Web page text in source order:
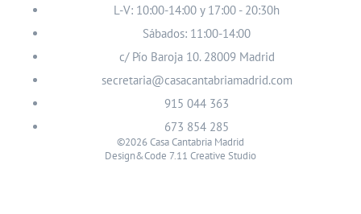
perfil
en
Instagram
perfil
en
Youtube
perfil
en
Linkedin
perfil
WhatsApp
L-V: 10:00-14:00 y 17:00 - 20:30h
Sábados: 11:00-14:00
c/ Pío Baroja 10. 28009 Madrid
secretaria@casacantabriamadrid.com
915 044 363
673 854 285
©2026 Casa Cantabria Madrid
Design&Code 7.11 Creative Studio